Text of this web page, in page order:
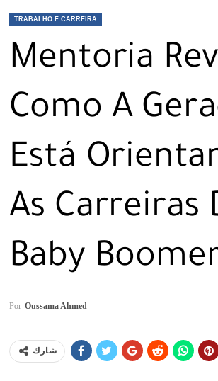
TRABALHO E CARREIRA
Mentoria
Como A
Está
As Carreiras
Baby
Por Oussama Ahmed
شارك